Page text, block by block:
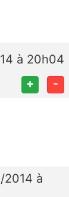
à 20h04
+ -
à